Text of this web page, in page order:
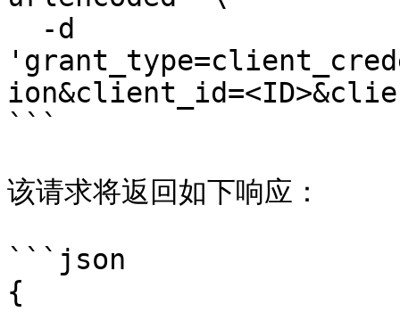
```
该请求将返回如下响应：
```json
{